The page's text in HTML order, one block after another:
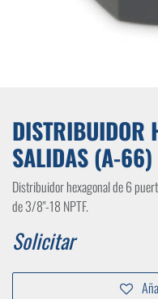
DISTRIBUIDOR
SALIDAS (A-66)
Distribuidor hexagonal de 6
de 3/8"-18 NPTF.
Solicitar